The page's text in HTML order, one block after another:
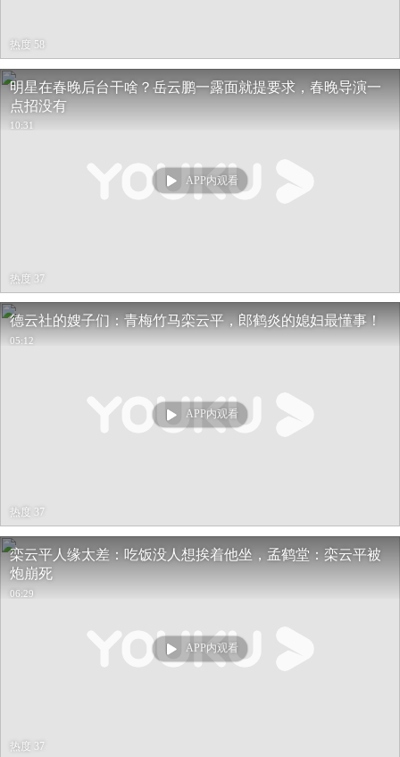
热度 58
明星在春晚后台干啥？岳云鹏一露面就提要求，春晚导演一
点招没有
10:31
APP内观看
热度 37
德云社的嫂子们：青梅竹马栾云平，郎鹤炎的媳妇最懂事！
05:12
APP内观看
热度 37
栾云平人缘太差：吃饭没人想挨着他坐，孟鹤堂：栾云平被
炮崩死
06:29
APP内观看
热度 37